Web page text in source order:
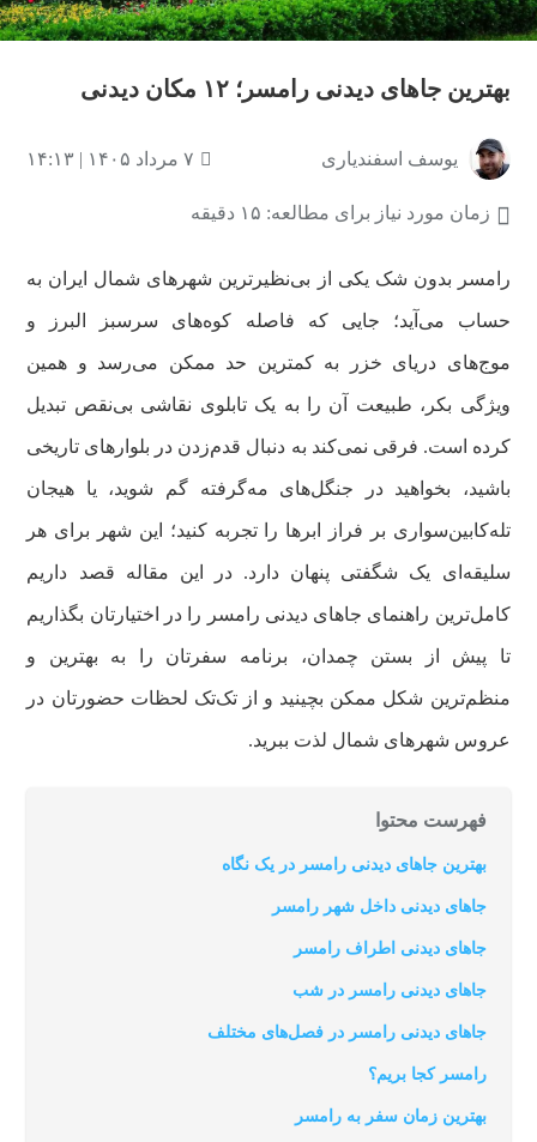
بهترین جاهای دیدنی رامسر؛ ۱۲ مکان دیدنی
یوسف اسفندیاری ۷ مرداد ۱۴۰۵ | ۱۴:۱۳
زمان مورد نیاز برای مطالعه: ۱۵ دقیقه
رامسر بدون شک یکی از بی‌نظیرترین شهرهای شمال ایران به
حساب می‌آید؛ جایی که فاصله کوه‌های سرسبز البرز و
موج‌های دریای خزر به کمترین حد ممکن می‌رسد و همین
ویژگی بکر، طبیعت آن را به یک تابلوی نقاشی بی‌نقص تبدیل
کرده است. فرقی نمی‌کند به دنبال قدم‌زدن در بلوارهای تاریخی
باشید، بخواهید در جنگل‌های مه‌گرفته گم شوید، یا هیجان
تله‌کابین‌سواری بر فراز ابرها را تجربه کنید؛ این شهر برای هر
سلیقه‌ای یک شگفتی پنهان دارد. در این مقاله قصد داریم
کامل‌ترین راهنمای جاهای دیدنی رامسر را در اختیارتان بگذاریم
تا پیش از بستن چمدان، برنامه سفرتان را به بهترین و
منظم‌ترین شکل ممکن بچینید و از تک‌تک لحظات حضورتان در
عروس شهرهای شمال لذت ببرید.
فهرست محتوا
بهترین جاهای دیدنی رامسر در یک نگاه
جاهای دیدنی داخل شهر رامسر
جاهای دیدنی اطراف رامسر
جاهای دیدنی رامسر در شب
جاهای دیدنی رامسر در فصل‌های مختلف
رامسر کجا بریم؟
بهترین زمان سفر به رامسر